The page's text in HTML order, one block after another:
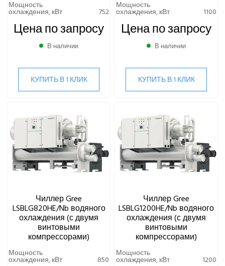
центробежным компрессором
Чиллеры водяного охлаждения с одним винтовым
компрессором
Чиллеры воздушного охлаждения
ВИННЫЕ ХОЛОДИЛЬНИКИ И ШКАФЫ
ПРИТОЧНО-ВЫТЯЖНЫЕ УСТАНОВКИ
ПРИТОЧНЫЕ ОЧИСТИТЕЛИ ВОЗДУХА, БРИЗЕРЫ
КОМПРЕССОРНО-КОНДЕНСАТОРНЫЕ БЛОКИ
Мощность
охлаждения, кВт 752
Цена по запросу
В наличии
КУПИТЬ В 1 КЛИК
Мощность
охлаждения, кВт 1100
Цена по запросу
В наличии
КУПИТЬ В 1 КЛИК
Чиллер Gree
LSBLG820HE/Nb водяного
охлаждения (с двумя
винтовыми
компрессорами)
Мощность
охлаждения, кВт 850
Чиллер Gree
LSBLG1200HE/Nb водяного
охлаждения (с двумя
винтовыми
компрессорами)
Мощность
охлаждения, кВт 1200